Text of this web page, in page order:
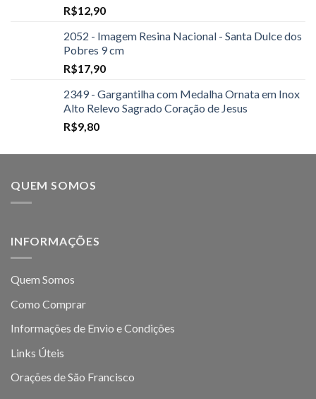
R$12,90
2052 - Imagem Resina Nacional - Santa Dulce dos
Pobres 9 cm
R$17,90
2349 - Gargantilha com Medalha Ornata em Inox
Alto Relevo Sagrado Coração de Jesus
R$9,80
QUEM SOMOS
INFORMAÇÕES
Quem Somos
Como Comprar
Informações de Envio e Condições
Links Úteis
Orações de São Francisco